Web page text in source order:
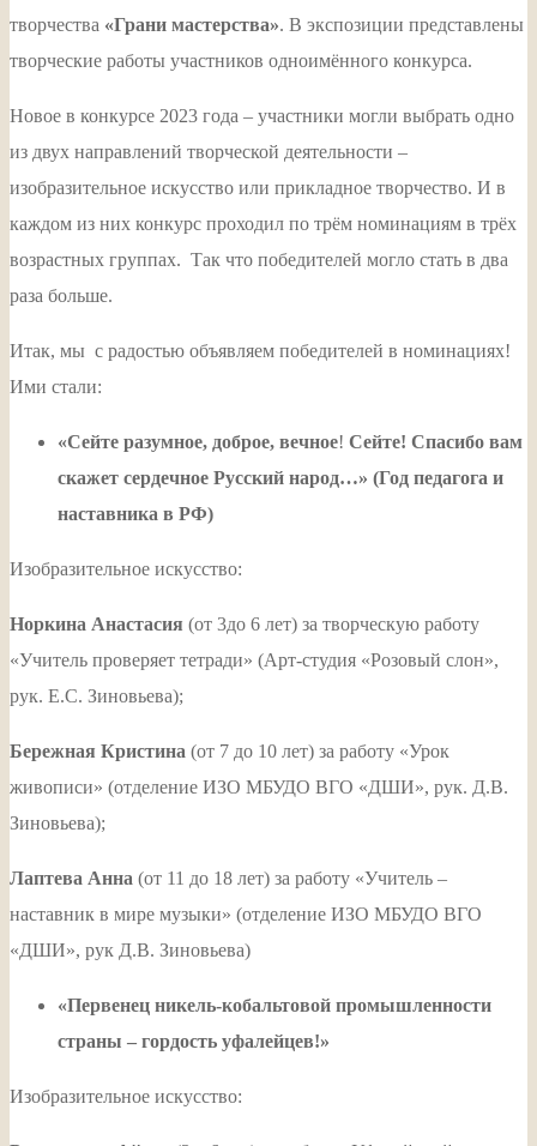
творчества «Грани мастерства». В экспозиции представлены
творческие работы участников одноимённого конкурса.
Новое в конкурсе 2023 года – участники могли выбрать одно
из двух направлений творческой деятельности –
изобразительное искусство или прикладное творчество. И в
каждом из них конкурс проходил по трём номинациям в трёх
возрастных группах. Так что победителей могло стать в два
раза больше.
Итак, мы с радостью объявляем победителей в номинациях!
Ими стали:
«Сейте разумное, доброе, вечное! Сейте! Спасибо вам
скажет сердечное Русский народ…» (Год педагога и
наставника в РФ)
Изобразительное искусство:
Норкина Анастасия (от 3до 6 лет) за творческую работу
«Учитель проверяет тетради» (Арт-студия «Розовый слон»,
рук. Е.С. Зиновьева);
Бережная Кристина (от 7 до 10 лет) за работу «Урок
живописи» (отделение ИЗО МБУДО ВГО «ДШИ», рук. Д.В.
Зиновьева);
Лаптева Анна (от 11 до 18 лет) за работу «Учитель –
наставник в мире музыки» (отделение ИЗО МБУДО ВГО
«ДШИ», рук Д.В. Зиновьева)
«Первенец никель-кобальтовой промышленности
страны – гордость уфалейцев!»
Изобразительное искусство: